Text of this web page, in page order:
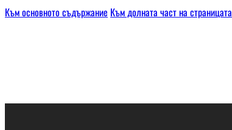
Към основното съдържание Към долната част на страницата